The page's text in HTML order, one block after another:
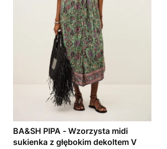
BA&SH PIPA - Wzorzysta midi
sukienka z głębokim dekoltem V